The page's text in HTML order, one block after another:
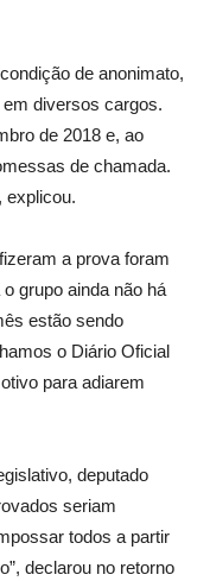
de anonimato,
diversos cargos.
de 2018 e, ao
de chamada.
explicou.
a prova foram
grupo ainda não há
estão sendo
o Diário Oficial
para adiarem
deputado
seriam
todos a partir
declarou no retorno